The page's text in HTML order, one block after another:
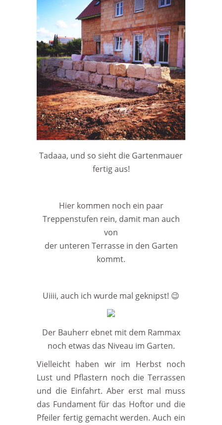
Tadaaa, und so sieht die Gartenmauer
fertig aus!
Hier kommen noch ein paar
Treppenstufen rein, damit man auch
von
der unteren Terrasse in den Garten
kommt.
Uiiii, auch ich wurde mal geknipst! 😉
Der Bauherr ebnet mit dem Rammax
noch etwas das Niveau im Garten.
Vielleicht haben wir im Herbst noch
Lust und Pflastern noch die Terrassen
und die Einfahrt. Aber erst mal muss
das Fundament für das Hoftor und die
Pfeiler fertig gemacht werden. Auch ein